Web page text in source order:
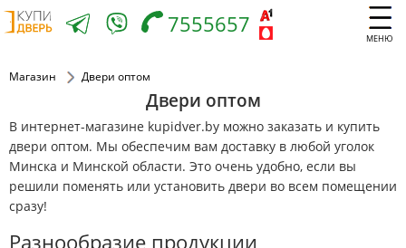
МЕНЮ
7555657
Магазин Двери оптом
Двери оптом
В интернет-магазине kupidver.by можно заказать и купить
двери оптом. Мы обеспечим вам доставку в любой уголок
Минска и Минской области. Это очень удобно, если вы
решили поменять или установить двери во всем помещении
сразу!
Разнообразие продукции